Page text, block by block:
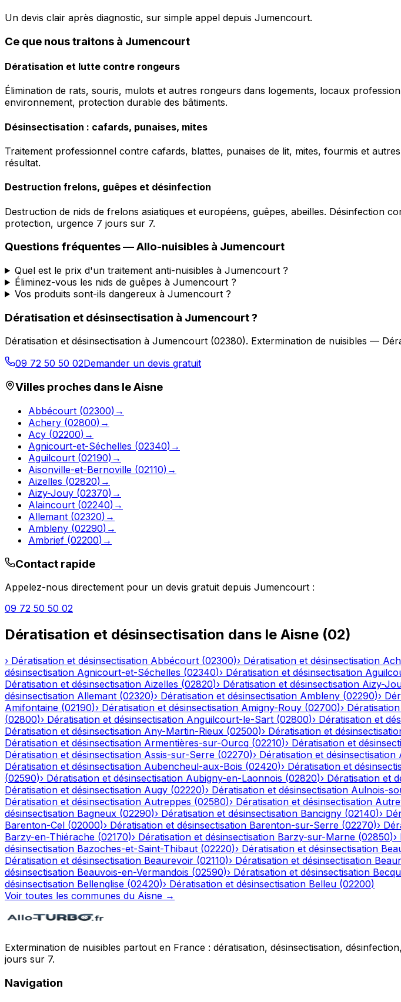
Un devis clair après diagnostic, sur simple appel depuis Jumencourt.
Ce que nous traitons à Jumencourt
Dératisation et lutte contre rongeurs
Élimination de rats, souris, mulots et autres rongeurs dans logements, locaux
environnement, protection durable des bâtiments.
Désinsectisation : cafards, punaises, mites
Traitement professionnel contre cafards, blattes, punaises de lit, mites, fourmis et
résultat.
Destruction frelons, guêpes et désinfection
Destruction de nids de frelons asiatiques et européens, guêpes, abeilles. Désinfection
protection, urgence 7 jours sur 7.
Questions fréquentes —Allo-nuisibles à Jumencourt
Quel est le prix d'un traitement anti-nuisibles à Jumencourt ?
Éliminez-vous les nids de guêpes à Jumencourt ?
Vos produits sont-ils dangereux à Jumencourt ?
Dératisation et désinsectisation à Jumencourt?
Dératisation et désinsectisation à Jumencourt (02380). Extermination de nuisibles —
09 72 50 50 02Demander un devis gratuit
Villes proches dans leAisne
Abbécourt (02300) →
Achery (02800) →
Acy (02200) →
Agnicourt-et-Séchelles (02340) →
Aguilcourt (02190) →
Aisonville-et-Bernoville (02110) →
Aizelles (02820) →
Aizy-Jouy (02370) →
Alaincourt (02240) →
Allemant (02320) →
Ambleny (02290) →
Ambrief (02200) →
Contact rapide
Appelez-nous directement pour un devis gratuit depuis Jumencourt :
09 72 50 50 02
Dératisation et désinsectisation dans le Aisne (02)
› Dératisation et désinsectisation Abbécourt (02300)› Dératisation et désinsectisation
désinsectisation Agnicourt-et-Séchelles (02340)› Dératisation et désinsectisation
Dératisation et désinsectisation Aizelles (02820)› Dératisation et désinsectisation Aizy-
désinsectisation Allemant (02320)› Dératisation et désinsectisation Ambleny (02290)›
Amifontaine (02190)› Dératisation et désinsectisation Amigny-Rouy (02700)›
(02800)› Dératisation et désinsectisation Anguilcourt-le-Sart (02800)› Dératisation et
Dératisation et désinsectisation Any-Martin-Rieux (02500)› Dératisation et
Dératisation et désinsectisation Armentières-sur-Ourcq (02210)› Dératisation et
Dératisation et désinsectisation Assis-sur-Serre (02270)› Dératisation et désinsectisation
Dératisation et désinsectisation Aubencheul-aux-Bois (02420)› Dératisation et
(02590)› Dératisation et désinsectisation Aubigny-en-Laonnois (02820)› Dératisation et
Dératisation et désinsectisation Augy (02220)› Dératisation et désinsectisation Aulnois-
Dératisation et désinsectisation Autreppes (02580)› Dératisation et désinsectisation
désinsectisation Bagneux (02290)› Dératisation et désinsectisation Bancigny (02140)›
Barenton-Cel (02000)› Dératisation et désinsectisation Barenton-sur-Serre (02270)›
Barzy-en-Thiérache (02170)› Dératisation et désinsectisation Barzy-sur-Marne (02850)›
désinsectisation Bazoches-et-Saint-Thibaut (02220)› Dératisation et désinsectisation
Dératisation et désinsectisation Beaurevoir (02110)› Dératisation et désinsectisation
désinsectisation Beauvois-en-Vermandois (02590)› Dératisation et désinsectisation
désinsectisation Bellenglise (02420)› Dératisation et désinsectisation Belleu (02200)
Voir toutes les communes du Aisne →
Extermination de nuisibles partout en France : dératisation, désinsectisation,
jours sur 7.
Navigation